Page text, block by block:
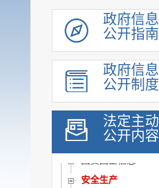
政府信息
公开指南
政府信息
公开制度
法定主动
公开内容
行政执法公示
双随机一公开
信用信息
价格与减税降费
旅游
市场监管
稳岗就业
安全生产